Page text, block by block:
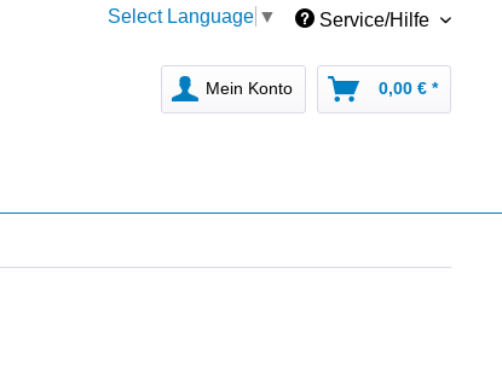
Select Language ▼ Service/Hilfe
Mein Konto 0,00 € *